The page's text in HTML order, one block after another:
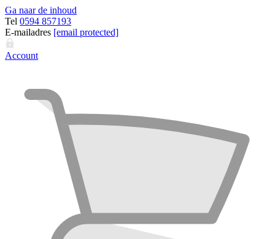
Ga naar de inhoud
Tel 0594 857193
E-mailadres [email protected]
Account